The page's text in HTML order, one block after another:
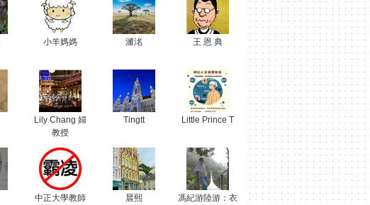
小羊媽媽 濰洺 王 恩 典
Lily Chang 婦
教授
Tingtt Little Prince T
中正大學教師 晨熙 馮紀游陸游：衣